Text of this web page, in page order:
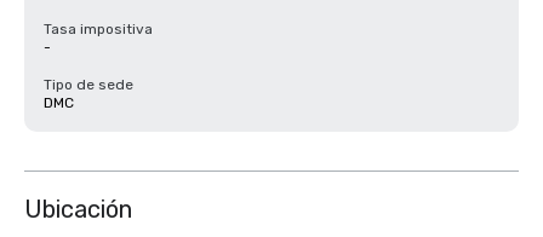
Tasa impositiva
-
Tipo de sede
DMC
Ubicación